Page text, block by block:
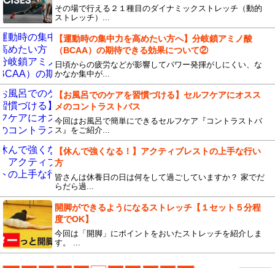
その場で行える２１種目のダイナミックストレッチ（動的
ストレッチ）...
【運動時の集中力を高めたい方へ】分岐鎖アミノ酸
（BCAA）の期待できる効果について②
日頃からの疲労などが影響してパワー発揮がしにくい、な
かなか集中が...
【お風呂でのケアを習慣づける】セルフケアにオスス
メのコントラストバス
今回はお風呂で簡単にできるセルフケア『コントラストバ
ス』をご紹介...
【休んで強くなる！】アクティブレストの上手な行い
方
皆さんは休養日の日は何をして過ごしていますか？ 家でだ
らだら過...
開脚ができるようになるストレッチ【１セット５分程
度でOK】
今回は「開脚」にポイントをおいたストレッチを紹介しま
す。 ...